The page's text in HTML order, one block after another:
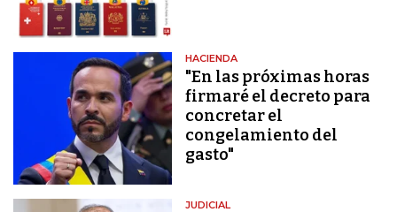
HACIENDA
"En las próximas horas
firmaré el decreto para
concretar el
congelamiento del
gasto"
JUDICIAL